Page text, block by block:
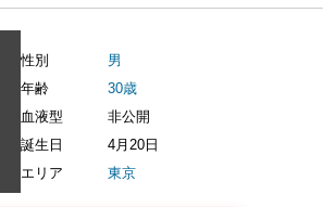
性別
男
年齢
30歳
血液型
非公開
誕生日
4月20日
エリア
東京